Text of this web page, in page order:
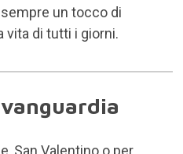
un tocco di
vita di tutti i giorni.
San Valentino o per